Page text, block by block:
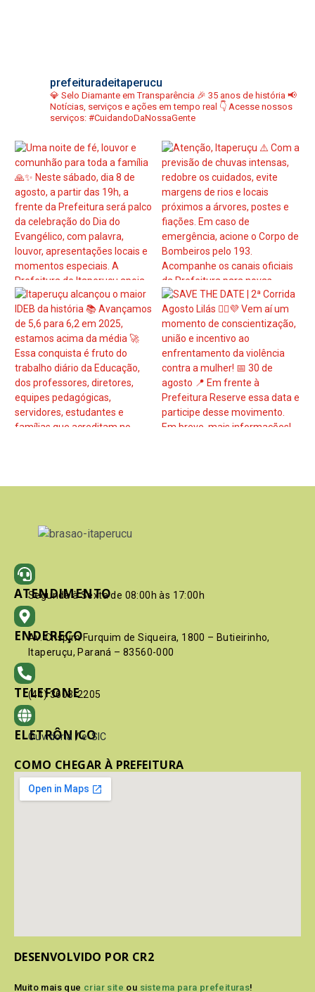
prefeituradeitaperucu
💎 Selo Diamante em Transparência 🎉 35 anos de história 📢
Notícias, serviços e ações em tempo real 👇 Acesse nossos
serviços: #CuidandoDaNossaGente
ATENDIMENTO
Segunda à Sexta de 08:00h às 17:00h
ENDEREÇO
Av. Crispim Furquim de Siqueira, 1800 – Butieirinho,
Itaperuçu, Paraná – 83560-000
TELEFONE
(41) 3603-2205
ELETRÔNICO
Ouvidoria / e-SIC
COMO CHEGAR À PREFEITURA
DESENVOLVIDO POR CR2
Muito mais que criar site ou sistema para prefeituras!